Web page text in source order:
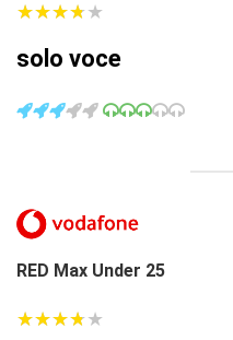
★★★★★
★★★★★
solo voce
RED Max Under 25
★★★★★
★★★★★